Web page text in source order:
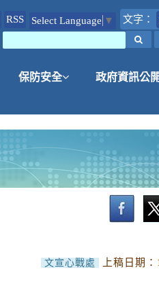
RSS Select Language ▼ 文字：
保防安全 政府資訊公開
文宣心戰處 上稿日期：